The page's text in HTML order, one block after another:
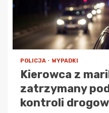
POLICJA WYPADKI
Kierowca z
zatrzymany
kontroli